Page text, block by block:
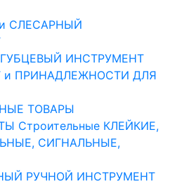
СЛЕСАРНЫЙ
ИНСТРУМЕНТ
и ПРИНАДЛЕЖНОСТИ ДЛЯ
ТОВАРЫ
Строительные КЛЕЙКИЕ,
СИГНАЛЬНЫЕ,
РУЧНОЙ ИНСТРУМЕНТ